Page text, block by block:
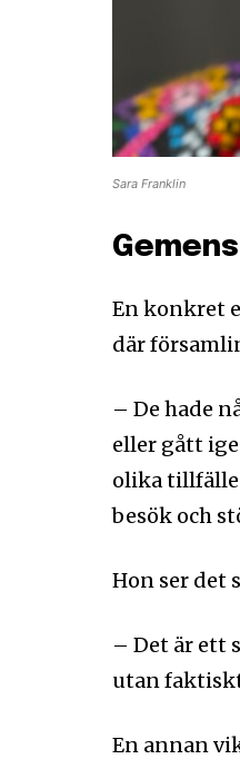
Sara Franklin
En konkret
där
– De hade
eller gått
olika
besök och
Hon ser det
– Det är ett
utan
En annan